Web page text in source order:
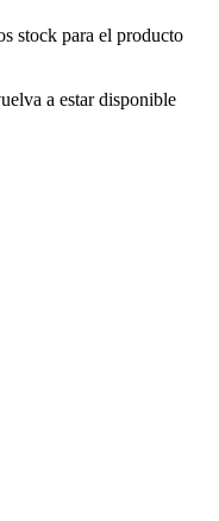
stock para el producto
a estar disponible